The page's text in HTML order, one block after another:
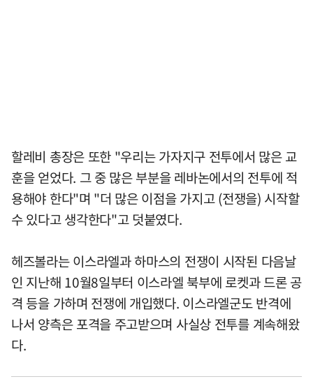
할레비 총장은 또한 "우리는 가자지구 전투에서 많은 교
훈을 얻었다. 그 중 많은 부분을 레바논에서의 전투에 적
용해야 한다"며 "더 많은 이점을 가지고 (전쟁을) 시작할
수 있다고 생각한다"고 덧붙였다.
헤즈볼라는 이스라엘과 하마스의 전쟁이 시작된 다음날
인 지난해 10월8일부터 이스라엘 북부에 로켓과 드론 공
격 등을 가하며 전쟁에 개입했다. 이스라엘군도 반격에
나서 양측은 포격을 주고받으며 사실상 전투를 계속해왔
다.